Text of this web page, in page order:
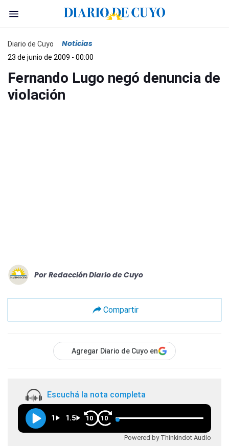
Diario de Cuyo Noticias
23 de junio de 2009 - 00:00
Fernando Lugo negó denuncia de
violación
Por Redacción Diario de Cuyo
Compartir
Agregar Diario de Cuyo en
Escuchá la nota completa
1 1.5 10 10
Powered by Thinkindot Audio